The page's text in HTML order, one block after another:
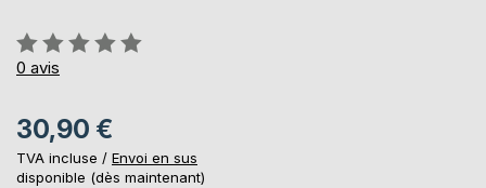
Évaluation:
0%
0 avis
30,90 €
TVA incluse / Envoi en sus
disponible (dès maintenant)